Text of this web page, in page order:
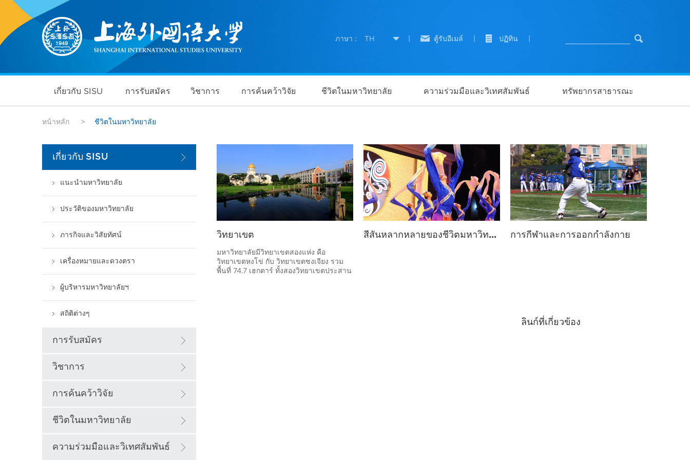
ภาษา : TH ตู้รับอีเมล์ ปฏิทิน
เกี่ยวกับ SISU การรับสมัคร วิชาการ การค้นคว้าวิจัย ชีวิตในมหาวิทยาลัย ความร่วมมือและวิเทศสัมพันธ์ ทรัพยากรสาธารณะ
หน้าหลัก > ชีวิตในมหาวิทยาลัย
เกี่ยวกับ SISU
แนะนำมหาวิทยาลัย
ประวัติของมหาวิทยาลัย
ภารกิจและวิสัยทัศน์
เครื่องหมายและดวงตรา
ผู้บริหารมหาวิทยาลัยฯ
สถิติต่างๆ
การรับสมัคร
วิชาการ
การค้นคว้าวิจัย
ชีวิตในมหาวิทยาลัย
ความร่วมมือและวิเทศสัมพันธ์
วิทยาเขต
มหาวิทยาลัยมีวิทยาเขตสองแห่ง คือ
วิทยาเขตหงโข่ กับ วิทยาเขตซงเจียง รวม
พื้นที่ 74.7 เฮกตาร์ ทั้งสองวิทยาเขตประสาน
สีสันหลากหลายของชีวิตมหาวิทยาลัยฯ การกีฬาและการออกกำลังกาย
ลินก์ที่เกี่ยวข้อง